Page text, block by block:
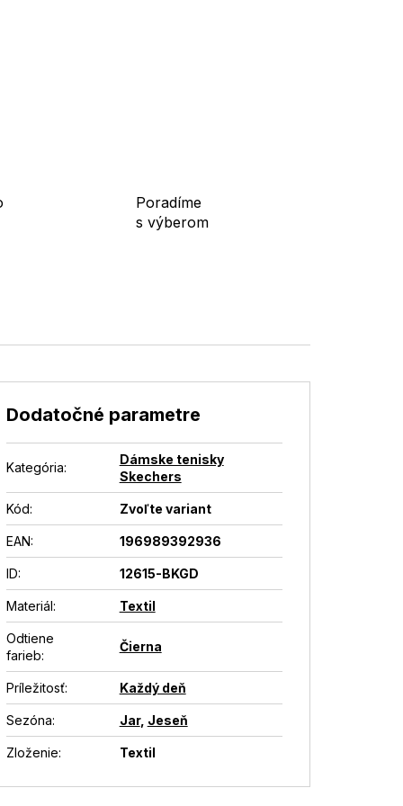
Poradíme
s výberom
Dodatočné parametre
Kategória:
Dámske tenisky
Skechers
Kód: Zvoľte variant
EAN: 196989392936
ID: 12615-BKGD
Materiál: Textil
Odtiene
farieb:
Čierna
Príležitosť: Každý deň
Sezóna: Jar, Jeseň
Zloženie: Textil